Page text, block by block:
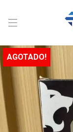
AGOTADO!